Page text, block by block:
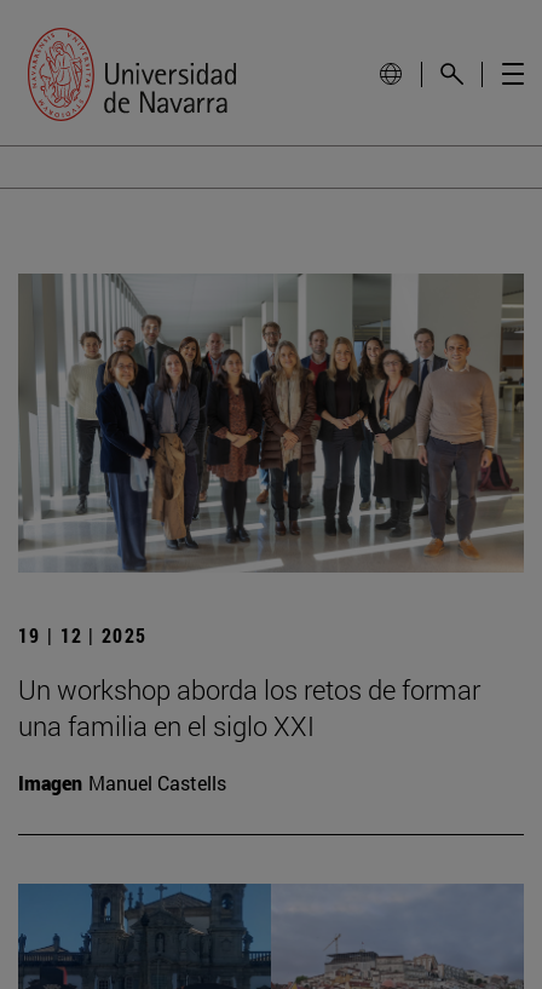
19 | 12 | 2025
Un workshop aborda los retos de formar
una familia en el siglo XXI
Imagen Manuel Castells